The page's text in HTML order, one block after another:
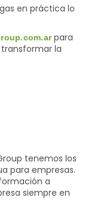
en práctica lo
para
la
tenemos los
para empresas.
a
siempre en